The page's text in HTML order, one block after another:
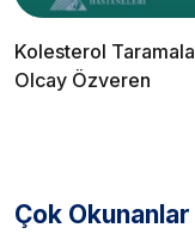
Kolesterol
Olcay Özveren
Çok Okunanlar